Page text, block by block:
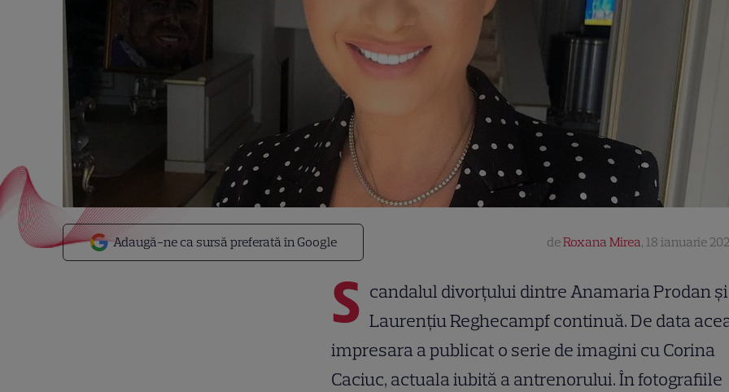
Adaugă-ne ca sursă preferată în Google deRoxana Mirea, 18 ianuarie
S candalul divorțului dintre Anamaria Prodan și
Laurențiu Reghecampf continuă. De data
impresara a publicat o serie de imagini cu Corina
Caciuc, actuala iubită a antrenorului. În fotografiile